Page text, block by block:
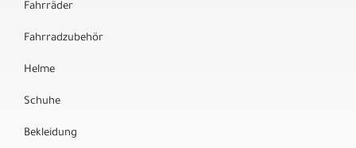
Fahrräder
Fahrradzubehör
Helme
Schuhe
Bekleidung